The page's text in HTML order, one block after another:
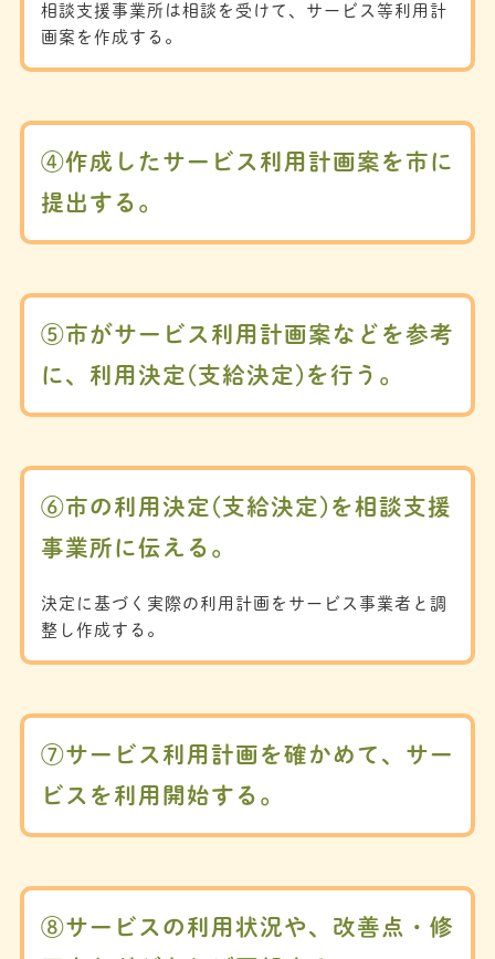
相談支援事業所は相談を受けて、サービス等利用計
画案を作成する。
④作成したサービス利用計画案を市に
提出する。
⑤市がサービス利用計画案などを参考
に、利用決定(支給決定)を行う。
⑥市の利用決定(支給決定)を相談支援
事業所に伝える。
決定に基づく実際の利用計画をサービス事業者と調
整し作成する。
⑦サービス利用計画を確かめて、サー
ビスを利用開始する。
⑧サービスの利用状況や、改善点・修